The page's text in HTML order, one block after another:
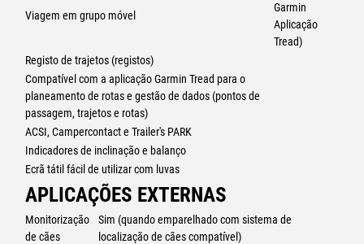
Viagem em grupo móvel
Garmin
Aplicação
Tread)
Registo de trajetos (registos)
Compatível com a aplicação Garmin Tread para o
planeamento de rotas e gestão de dados (pontos de
passagem, trajetos e rotas)
ACSI, Campercontact e Trailer's PARK
Indicadores de inclinação e balanço
Ecrã tátil fácil de utilizar com luvas
APLICAÇÕES EXTERNAS
Monitorização
de cães
Sim (quando emparelhado com sistema de
localização de cães compatível)